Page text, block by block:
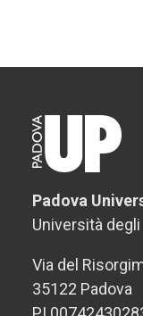
Padova
Università
Via del
35122 Padova